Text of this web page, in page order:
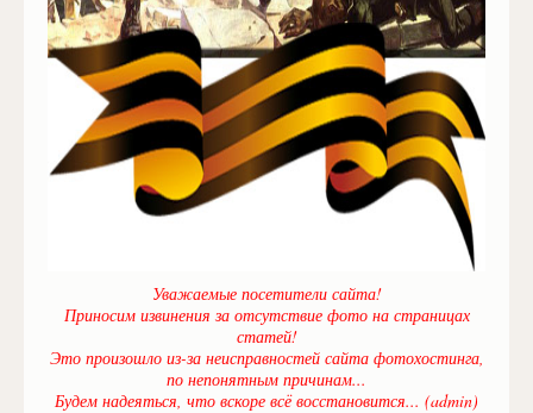
Уважаемые посетители сайта!
Приносим извинения за отсутствие фото на страницах
статей!
Это произошло из-за неисправностей сайта фотохостинга,
по непонятным причинам...
Будем надеяться, что вскоре всё восстановится... (admin)